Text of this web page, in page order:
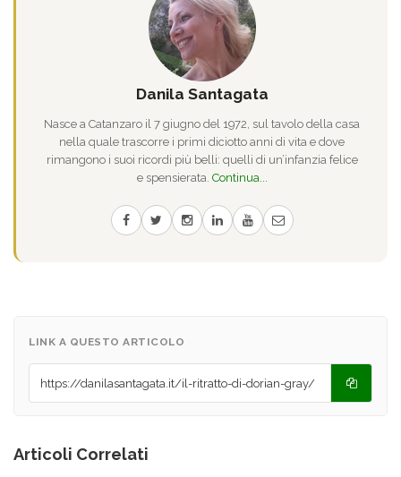
Danila Santagata
Nasce a Catanzaro il 7 giugno del 1972, sul tavolo della casa
nella quale trascorre i primi diciotto anni di vita e dove
rimangono i suoi ricordi più belli: quelli di un’infanzia felice
e spensierata. Continua...
LINK A QUESTO ARTICOLO
Articoli Correlati